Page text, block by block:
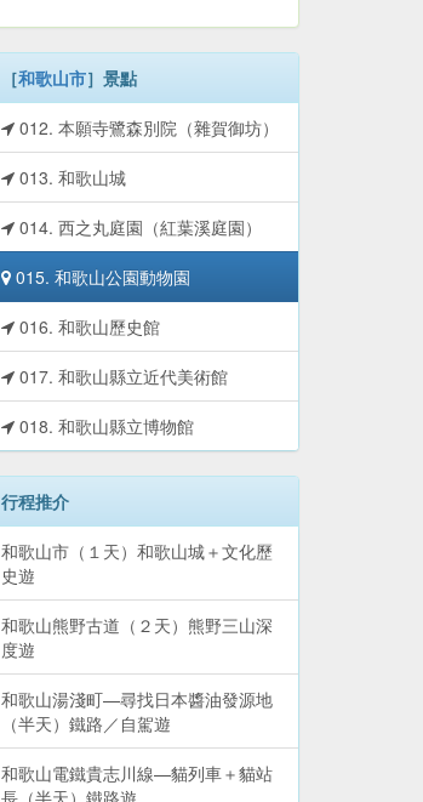
［和歌山市］景點
012. 本願寺鷺森別院（雜賀御坊）
013. 和歌山城
014. 西之丸庭園（紅葉溪庭園）
015. 和歌山公園動物園
016. 和歌山歷史館
017. 和歌山縣立近代美術館
018. 和歌山縣立博物館
行程推介
和歌山市（１天）和歌山城＋文化歷
史遊
和歌山熊野古道（２天）熊野三山深
度遊
和歌山湯淺町—尋找日本醬油發源地
（半天）鐵路／自駕遊
和歌山電鐵貴志川線—貓列車＋貓站
長（半天）鐵路遊